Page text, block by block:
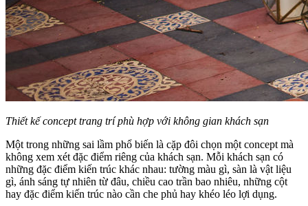
Thiết kế concept trang trí phù hợp với không gian khách sạn
Một trong những sai lầm phổ biến là cặp đôi chọn một concept mà
không xem xét đặc điểm riêng của khách sạn. Mỗi khách sạn có
những đặc điểm kiến trúc khác nhau: tường màu gì, sàn là vật liệu
gì, ánh sáng tự nhiên từ đâu, chiều cao trần bao nhiêu, những cột
hay đặc điểm kiến trúc nào cần che phủ hay khéo léo lợi dụng.